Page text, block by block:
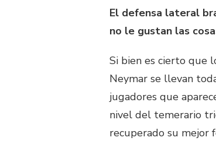
El defensa lateral
no le gustan las
Si bien es cierto que
Neymar se llevan
jugadores que
nivel del temerario
recuperado su mejor